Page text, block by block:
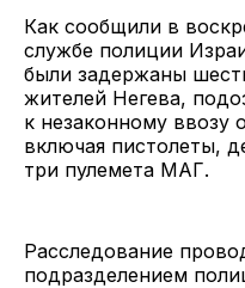
Как сообщили в
службе полиции
были задержаны
жителей Негева,
к незаконному ввозу
включая пистолеты,
три пулемета МАГ.
Расследование
подразделением